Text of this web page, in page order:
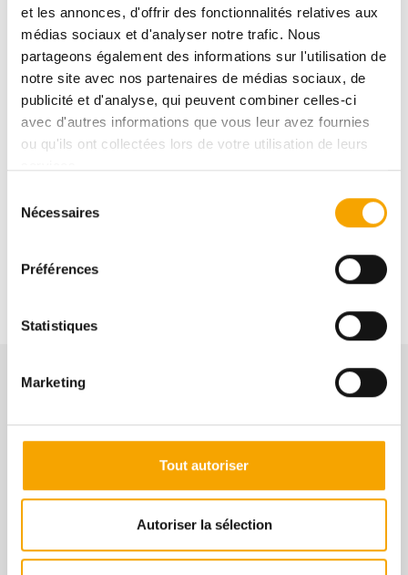
et les annonces, d'offrir des fonctionnalités relatives aux
médias sociaux et d'analyser notre trafic. Nous
partageons également des informations sur l'utilisation de
notre site avec nos partenaires de médias sociaux, de
publicité et d'analyse, qui peuvent combiner celles-ci
avec d'autres informations que vous leur avez fournies
ou qu'ils ont collectées lors de votre utilisation de leurs
Nécessaires
Préférences
Statistiques
Marketing
Tout autoriser
Autoriser la sélection
1 299 800,00 €
Pour plus d’informations sur ce bien, vous pouvez
prendre contact avec
NOS BIENS SIMILAIRES